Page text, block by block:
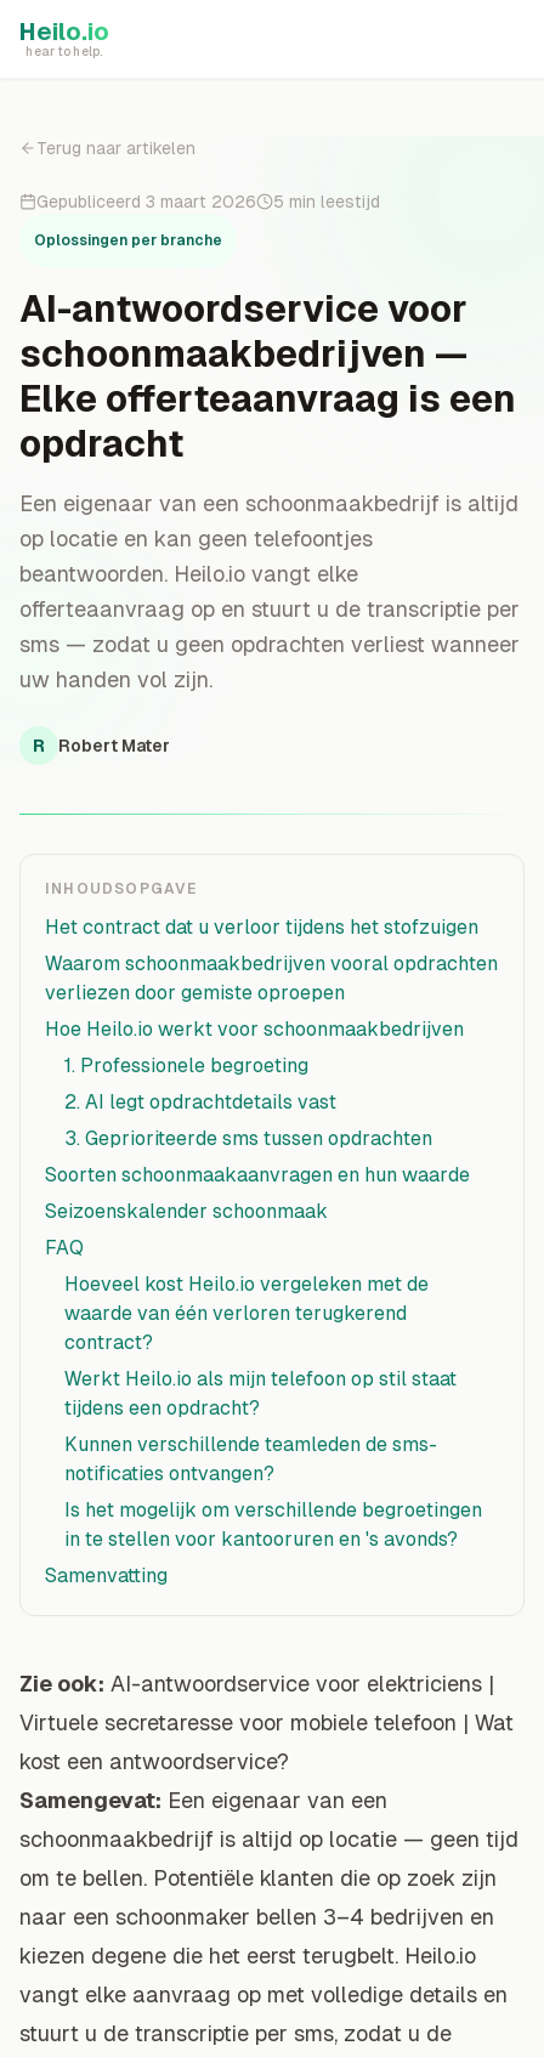
Heilo.io
hear to help.
Terug naar artikelen
Gepubliceerd 3 maart 2026 5 min leestijd
Oplossingen per branche
AI-antwoordservice voor
schoonmaakbedrijven —
Elke offerteaanvraag is een
opdracht
Een eigenaar van een schoonmaakbedrijf is altijd
op locatie en kan geen telefoontjes
beantwoorden. Heilo.io vangt elke
offerteaanvraag op en stuurt u de transcriptie per
sms — zodat u geen opdrachten verliest wanneer
uw handen vol zijn.
R Robert Mater
INHOUDSOPGAVE
Het contract dat u verloor tijdens het stofzuigen
Waarom schoonmaakbedrijven vooral opdrachten
verliezen door gemiste oproepen
Hoe Heilo.io werkt voor schoonmaakbedrijven
1. Professionele begroeting
2. AI legt opdrachtdetails vast
3. Geprioriteerde sms tussen opdrachten
Soorten schoonmaakaanvragen en hun waarde
Seizoenskalender schoonmaak
FAQ
Hoeveel kost Heilo.io vergeleken met de
waarde van één verloren terugkerend
contract?
Werkt Heilo.io als mijn telefoon op stil staat
tijdens een opdracht?
Kunnen verschillende teamleden de sms-
notificaties ontvangen?
Is het mogelijk om verschillende begroetingen
in te stellen voor kantooruren en 's avonds?
Samenvatting
Zie ook: AI-antwoordservice voor elektriciens |
Virtuele secretaresse voor mobiele telefoon | Wat
kost een antwoordservice?
Samengevat: Een eigenaar van een
schoonmaakbedrijf is altijd op locatie — geen tijd
om te bellen. Potentiële klanten die op zoek zijn
naar een schoonmaker bellen 3–4 bedrijven en
kiezen degene die het eerst terugbelt. Heilo.io
vangt elke aanvraag op met volledige details en
stuurt u de transcriptie per sms, zodat u de